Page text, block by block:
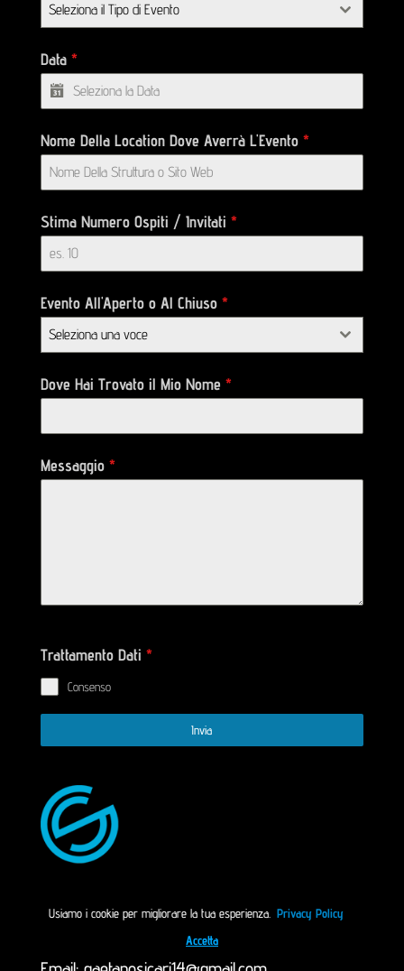
Usiamo i cookie per migliorare la tua esperienza. Privacy Policy
Accetta
Seleziona il Tipo di Evento
Data *
Nome Della Location Dove Averrà L'Evento *
Stima Numero Ospiti / Invitati *
Evento All'Aperto o Al Chiuso *
Seleziona una voce
Dove Hai Trovato il Mio Nome *
Messaggio *
Trattamento Dati *
Consenso
Invia
Gaetano Sicari DJ
Cell: +39 3936436465